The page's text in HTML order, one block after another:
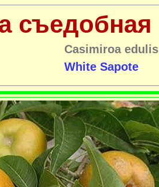
съедобная
Casimiroa edulis
White Sapote